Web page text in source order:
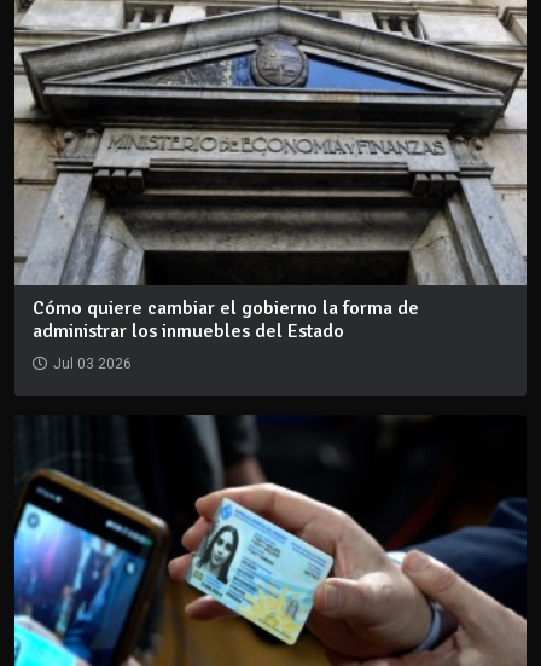
Cómo quiere cambiar el gobierno la forma de
administrar los inmuebles del Estado
Jul 03 2026